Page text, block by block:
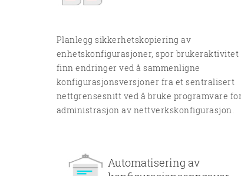
Planlegg sikkerhetskopiering av
enhetskonfigurasjoner, spor brukeraktivitet
finn endringer ved å sammenligne
konfigurasjonsversjoner fra et sentralisert
nettgrensesnitt ved å bruke programvare
administrasjon av nettverkskonfigurasjon.
Automatisering av